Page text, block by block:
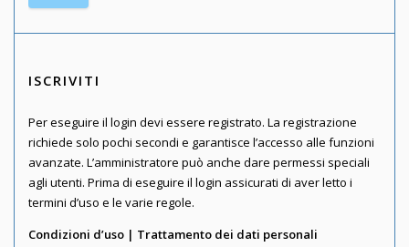
ISCRIVITI
Per eseguire il login devi essere registrato. La registrazione
richiede solo pochi secondi e garantisce l’accesso alle funzioni
avanzate. L’amministratore può anche dare permessi speciali
agli utenti. Prima di eseguire il login assicurati di aver letto i
termini d’uso e le varie regole.
Condizioni d’uso | Trattamento dei dati personali